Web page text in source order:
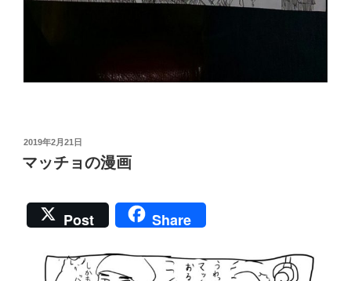
投
日:
2019年2月21日
マッチョの漫画
Post Share